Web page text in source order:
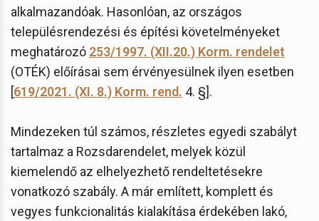
alkalmazandóak. Hasonlóan, az országos
településrendezési és építési követelményeket
meghatározó 253/1997. (XII.20.) Korm. rendelet
(OTÉK) előírásai sem érvényesülnek ilyen esetben
[619/2021. (XI. 8.) Korm. rend. 4. §].
Mindezeken túl számos, részletes egyedi szabályt
tartalmaz a Rozsdarendelet, melyek közül
kiemelendő az elhelyezhető rendeltetésekre
vonatkozó szabály. A már említett, komplett és
vegyes funkcionalitás kialakítása érdekében lakó,